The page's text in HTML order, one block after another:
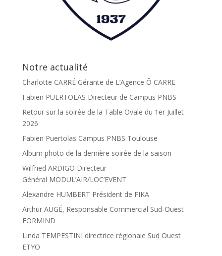
Notre actualité
Charlotte CARRÉ Gérante de L’Agence Ô CARRE
Fabien PUERTOLAS Directeur de Campus PNBS
Retour sur la soirée de la Table Ovale du 1er Juillet
2026
Fabien Puertolas Campus PNBS Toulouse
Album photo de la dernière soirée de la saison
Wilfried ARDIGO Directeur
Général MODUL’AIR/LOC’EVENT
Alexandre HUMBERT Président de FIKA
Arthur AUGÉ, Responsable Commercial Sud-Ouest
FORMIND
Linda TEMPESTINI directrice régionale Sud Ouest
ETYO